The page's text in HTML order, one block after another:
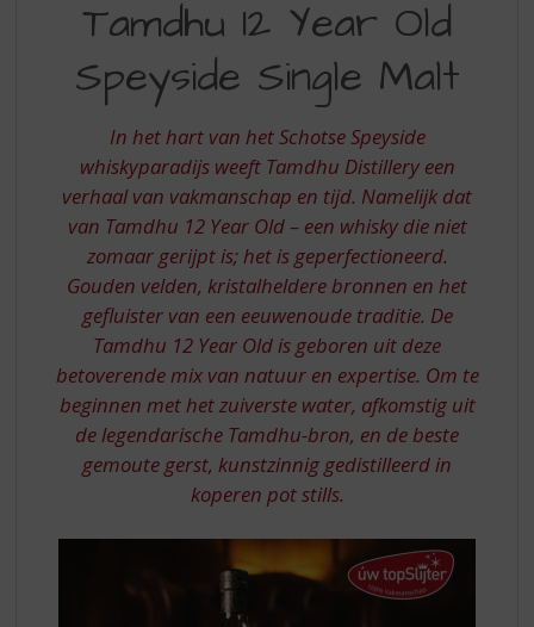
YRS.
OLD
SPEYSIDE
SINGLE
MALT
Tamdhu 12 Year Old
Speyside Single Malt
In het hart van het Schotse Speyside
whiskyparadijs weeft Tamdhu Distillery een
verhaal van vakmanschap en tijd. Namelijk dat
van Tamdhu 12 Year Old – een whisky die niet
zomaar gerijpt is; het is geperfectioneerd.
Gouden velden, kristalheldere bronnen en het
gefluister van een eeuwenoude traditie. De
Tamdhu 12 Year Old is geboren uit deze
betoverende mix van natuur en expertise. Om te
beginnen met het zuiverste water, afkomstig uit
de legendarische Tamdhu-bron, en de beste
gemoute gerst, kunstzinnig gedistilleerd in
koperen pot stills.